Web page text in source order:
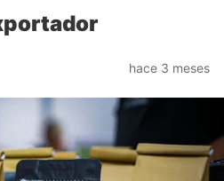
hace 3 meses